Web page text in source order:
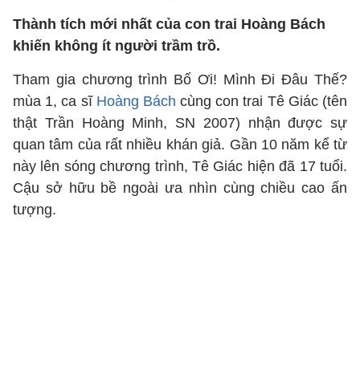
Thành tích mới nhất của con trai Hoàng Bách
khiến không ít người trầm trồ.
Tham gia chương trình Bố Ơi! Mình Đi Đâu Thế?
mùa 1, ca sĩ Hoàng Bách cùng con trai Tê Giác (tên
thật Trần Hoàng Minh, SN 2007) nhận được sự
quan tâm của rất nhiều khán giả. Gần 10 năm kể từ
này lên sóng chương trình, Tê Giác hiện đã 17 tuổi.
Cậu sở hữu bề ngoài ưa nhìn cùng chiều cao ấn
tượng.